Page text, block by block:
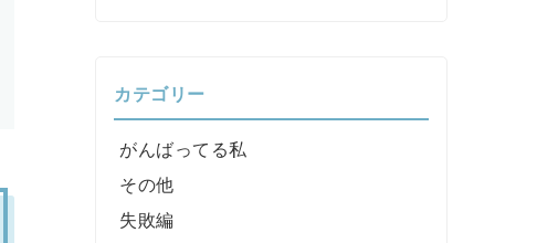
カテゴリー
がんばってる私
その他
失敗編